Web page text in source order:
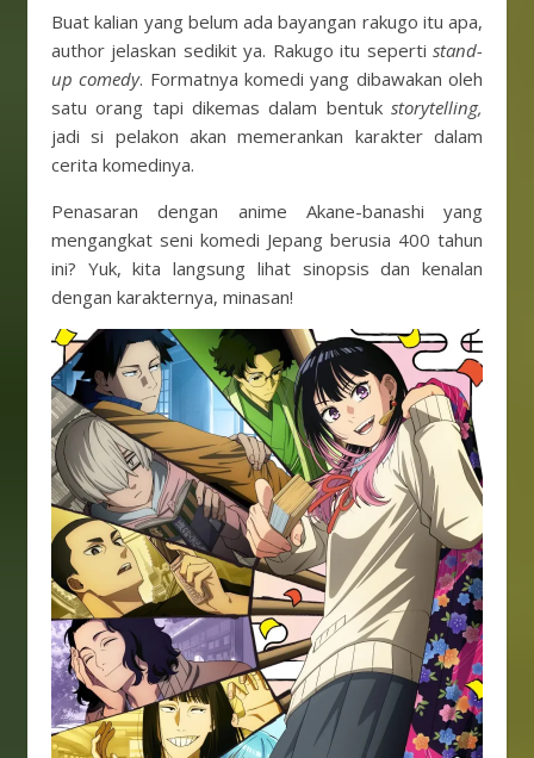
Buat kalian yang belum ada bayangan rakugo itu apa,
author jelaskan sedikit ya. Rakugo itu seperti stand-
up comedy. Formatnya komedi yang dibawakan oleh
satu orang tapi dikemas dalam bentuk storytelling,
jadi si pelakon akan memerankan karakter dalam
cerita komedinya.
Penasaran dengan anime Akane-banashi yang
mengangkat seni komedi Jepang berusia 400 tahun
ini? Yuk, kita langsung lihat sinopsis dan kenalan
dengan karakternya, minasan!